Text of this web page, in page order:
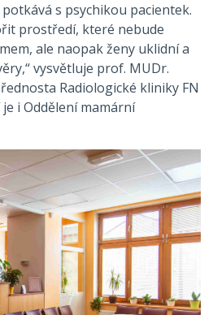
s psychikou pacientek.
prostředí, které nebude
ale naopak ženy uklidní a
vysvětluje prof. MUDr.
Radiologické kliniky FN
i Oddělení mamární